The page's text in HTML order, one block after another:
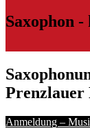
Saxophon
Prenzlauer
Anmeldung –